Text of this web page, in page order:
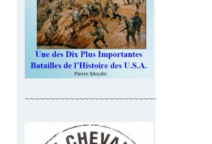
~~~~~~~~~~~~~~~~~~~~~~~~~~~~